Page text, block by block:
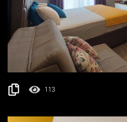
BUDVA
450€
30 m2
113